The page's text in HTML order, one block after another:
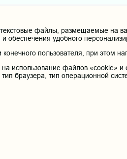
файлы, размещаемые на
обеспечения удобного
пользователя, при этом
использование файлов «cookie»
браузера, тип операционной